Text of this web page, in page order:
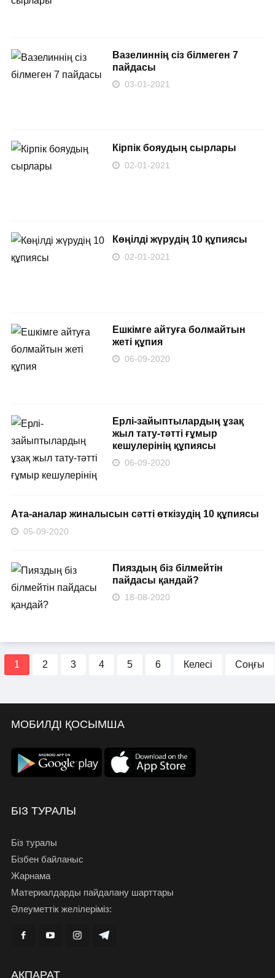
Вазелиннің сіз білмеген 7
пайдасы
03-01-2021
Кірпік бояудың сырлары
02-01-2021
Көңілді жүрудің 10 құпиясы
02-01-2021
Ешкімге айтуға болмайтын
жеті құпия
06-09-2020
Ерлі-зайыптылардың ұзақ
жыл тату-тәтті ғұмыр
кешулерінің құпиясы
06-09-2020
Ата-аналар жиналысын сәтті өткізудің 10 құпиясы
05-09-2020
Пияздың біз білмейтін
пайдасы қандай?
18-08-2020
1 2 3 4 5 6 Келесі Соңғы
МОБИЛДІ ҚОСЫМША
БІЗ ТУРАЛЫ
Біз туралы
Бізбен байланыс
Жарнама
Материалдарды пайдалану шарттары
Әлеуметтік желілеріміз:
АҚПАРАТ